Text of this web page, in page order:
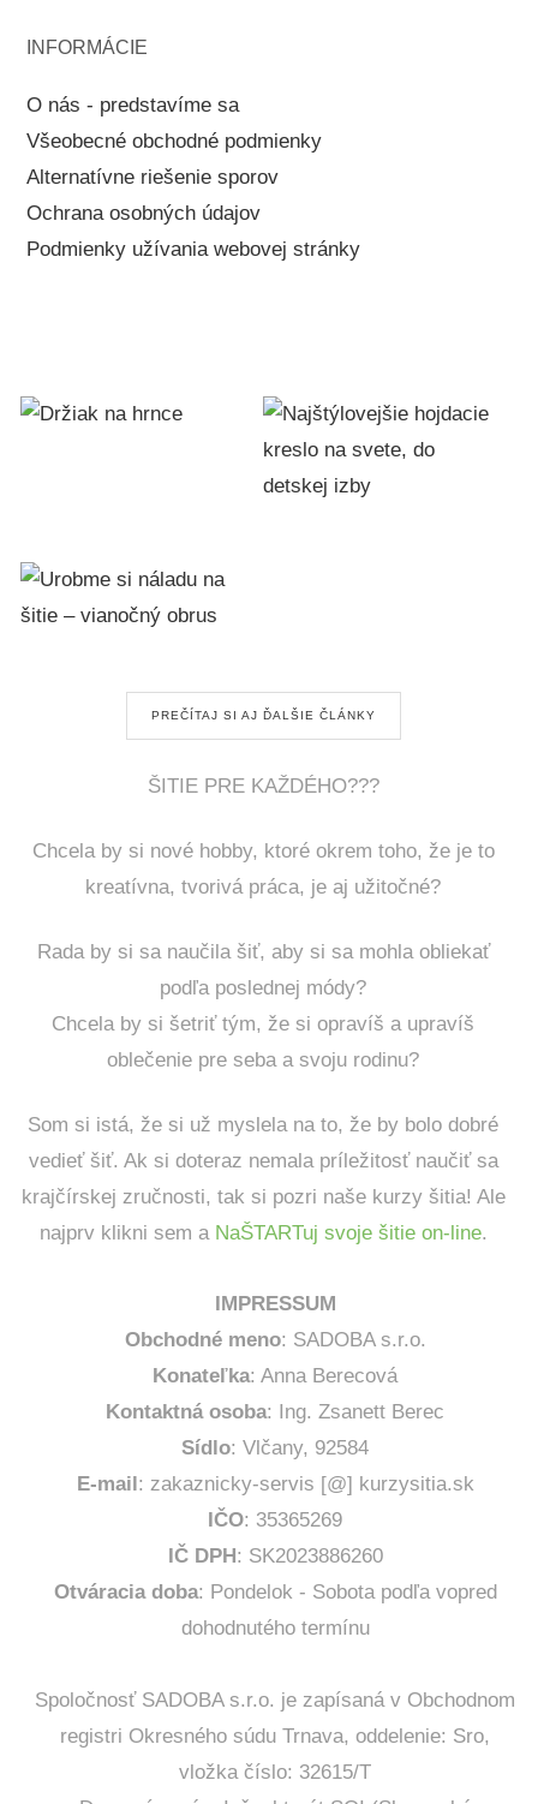
INFORMÁCIE
O nás - predstavíme sa
Všeobecné obchodné podmienky
Alternatívne riešenie sporov
Ochrana osobných údajov
Podmienky užívania webovej stránky
PREČÍTAJ SI AJ ĎALŠIE ČLÁNKY
ŠITIE PRE KAŽDÉHO???
Chcela by si nové hobby, ktoré okrem toho, že je to
kreatívna, tvorivá práca, je aj užitočné?
Rada by si sa naučila šiť, aby si sa mohla obliekať
podľa poslednej módy?
Chcela by si šetriť tým, že si opravíš a upravíš
oblečenie pre seba a svoju rodinu?
Som si istá, že si už myslela na to, že by bolo dobré
vedieť šiť. Ak si doteraz nemala príležitosť naučiť sa
krajčírskej zručnosti, tak si pozri naše kurzy šitia! Ale
najprv klikni sem a NaŠTARTuj svoje šitie on-line.
IMPRESSUM
Obchodné meno: SADOBA s.r.o.
Konateľka: Anna Berecová
Kontaktná osoba: Ing. Zsanett Berec
Sídlo: Vlčany, 92584
E-mail: zakaznicky-servis [@] kurzysitia.sk
IČO: 35365269
IČ DPH: SK2023886260
Otváracia doba: Pondelok - Sobota podľa vopred
dohodnutého termínu
Spoločnosť SADOBA s.r.o. je zapísaná v Obchodnom
registri Okresného súdu Trnava, oddelenie: Sro,
vložka číslo: 32615/T